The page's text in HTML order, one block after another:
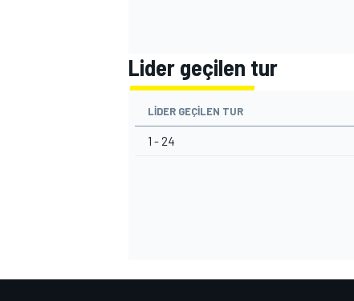
MOTOSİKLET
Lider geçilen tur
LIDER GEÇILEN TUR
1 - 24